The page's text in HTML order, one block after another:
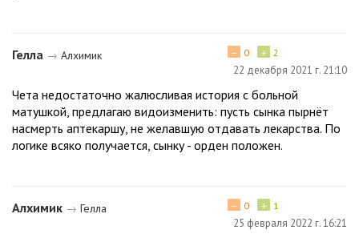
Гелла → Алхимик + 2
− 0
22 декабря 2021 г. 21:10
Чета недостаточно жалюсливая история с больной
матушкой, предлагаю видоизменить: пусть сынка пырнёт
насмерть аптекаршу, не желавшую отдавать лекарства. По
логике всяко получается, сынку - орден положен.
Алхимик → Гелла + 1
− 0
25 февраля 2022 г. 16:21